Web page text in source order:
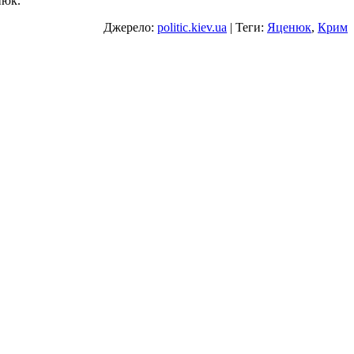
Джерело: politic.kiev.ua | Теги: Яценюк, Крим